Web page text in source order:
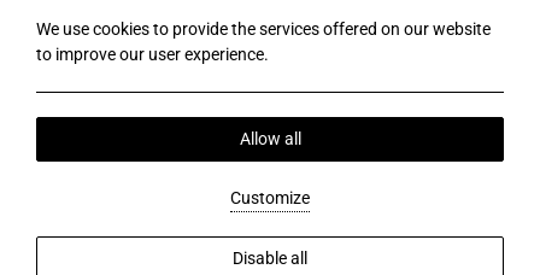
Datenschutzrichtlinie
Send Money Online
BRN: 121761701000.
We use cookies to provide the services offered on our website
to improve our user experience.
Allow all
Customize
Disable all